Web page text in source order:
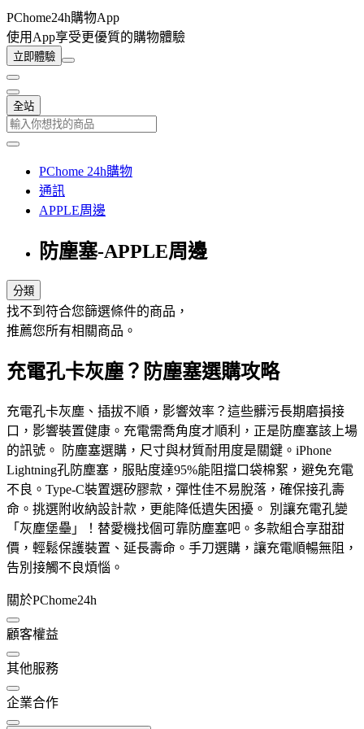
PChome24h購物App
使用App享受更優質的購物體驗
立即體驗
全站
PChome 24h購物
通訊
APPLE周邊
防塵塞-APPLE周邊
分類
找不到符合您篩選條件的商品，
推薦您所有相關商品。
充電孔卡灰塵？防塵塞選購攻略
充電孔卡灰塵、插拔不順，影響效率？這些髒污長期磨損接
口，影響裝置健康。充電需喬角度才順利，正是防塵塞該上場
的訊號。 防塵塞選購，尺寸與材質耐用度是關鍵。iPhone
Lightning孔防塵塞，服貼度達95%能阻擋口袋棉絮，避免充電
不良。Type-C裝置選矽膠款，彈性佳不易脫落，確保接孔壽
命。挑選附收納設計款，更能降低遺失困擾。 別讓充電孔變
「灰塵堡壘」！替愛機找個可靠防塵塞吧。多款組合享甜甜
價，輕鬆保護裝置、延長壽命。手刀選購，讓充電順暢無阻，
告別接觸不良煩惱。
關於PChome24h
顧客權益
其他服務
企業合作